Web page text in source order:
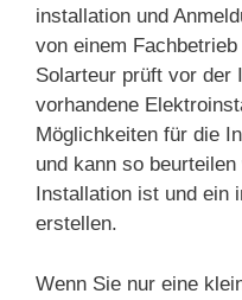
installation und
von einem
Solarteur prüft vor der
vorhandene
Möglichkeiten für die
und kann so
Installation ist und ein
erstellen.
Wenn Sie nur eine